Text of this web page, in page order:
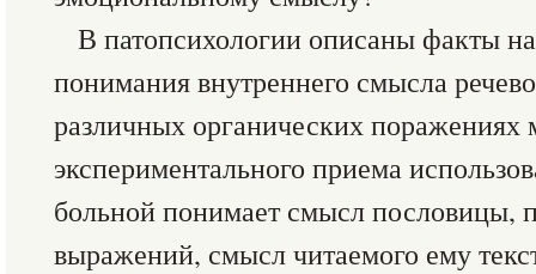
В патопсихологии описаны факты
понимания внутреннего смысла
различных органических поражениях
экспериментального приема
больной понимает смысл пословицы,
выражений, смысл читаемого ему